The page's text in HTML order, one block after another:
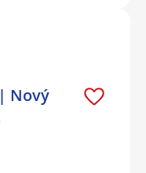
Nový